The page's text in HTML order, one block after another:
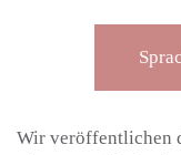
Wir veröffentlichen